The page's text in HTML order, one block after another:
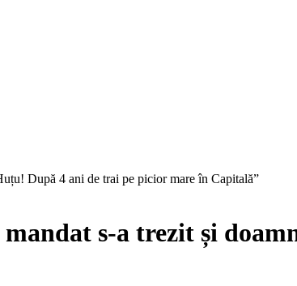
După 4 ani de trai pe picior mare în Capitală”
s-a trezit și